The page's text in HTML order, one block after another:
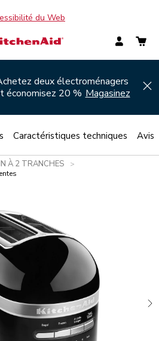
du Web
deux électroménagers
économisez 20 % Magasinez
À 2 TRANCHES
>
Caractéristiques techniques Avis